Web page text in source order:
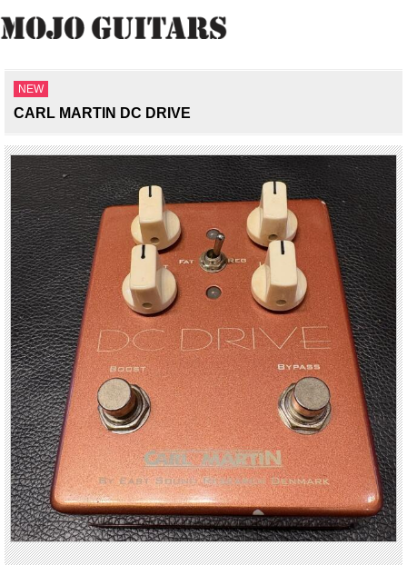
NEW
CARL MARTIN DC DRIVE